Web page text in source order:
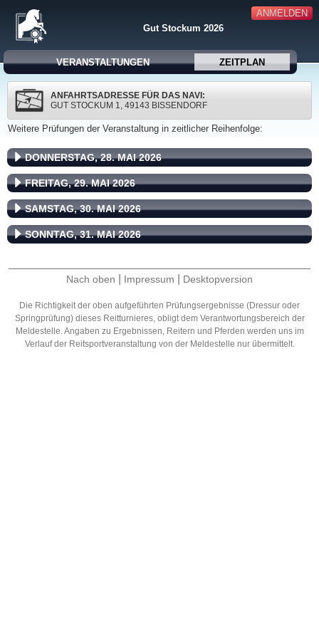
ANMELDEN
Gut Stockum 2026
VERANSTALTUNGEN ZEITPLAN
ANFAHRTSADRESSE FÜR DAS NAVI:
GUT STOCKUM 1, 49143 BISSENDORF
Weitere Prüfungen der Veranstaltung in zeitlicher Reihenfolge:
DONNERSTAG, 28. MAI 2026
FREITAG, 29. MAI 2026
SAMSTAG, 30. MAI 2026
SONNTAG, 31. MAI 2026
Nach oben Impressum Desktopversion
Die Richtigkeit der oben aufgeführten Prüfungsergebnisse (Dressur oder
Springprüfung) dieses Reitturnieres, obligt dem Verantwortungsbereich der
Meldestelle. Angaben zu Ergebnissen, Reitern und Pferden werden uns im
Verlauf der Reitsportveranstaltung von der Meldestelle nur übermittelt.